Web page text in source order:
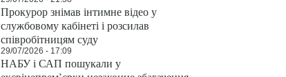
Прокурор знімав інтимне відео у
службовому кабінеті і розсилав
співробітницям суду
29/07/2026 - 17:09
НАБУ і САП пошукали у